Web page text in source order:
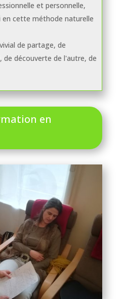
et personnelle,
cette méthode naturelle
de partage, de
de découverte de l'autre, de
en